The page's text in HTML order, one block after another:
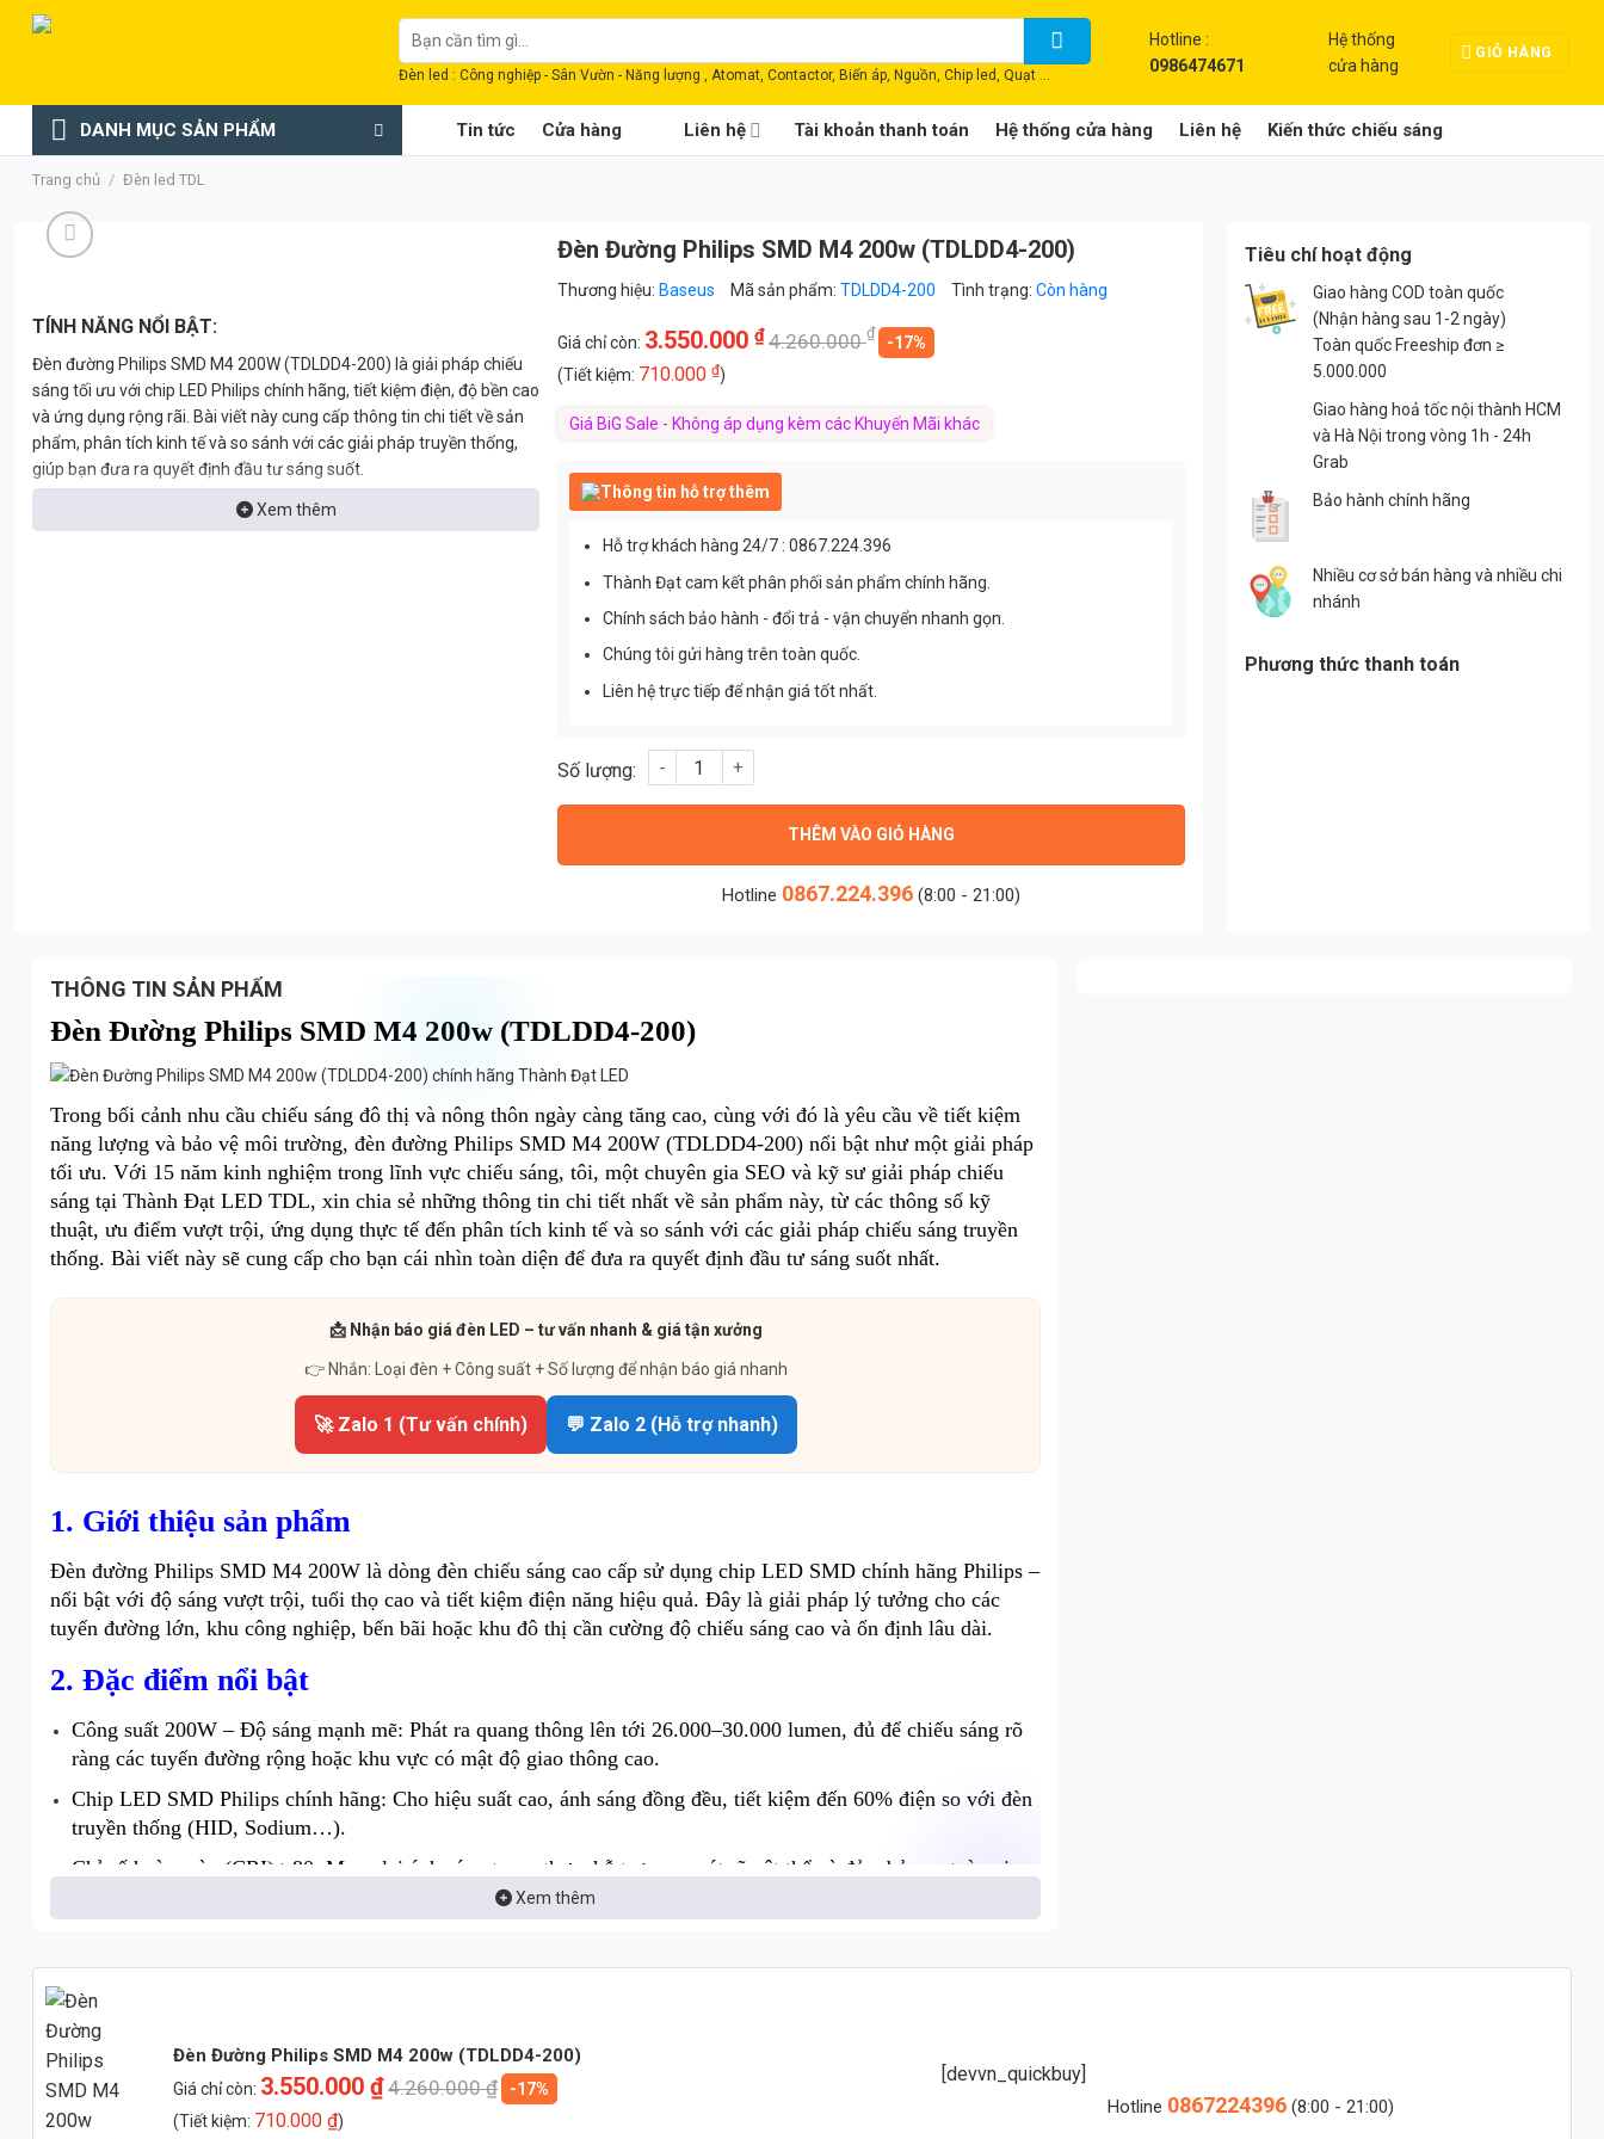
Chuyển
dung
Tìm
kiếm:
Đèn led : Công nghiệp - Sân Vườn - Năng lượng , Atomat, Contactor, Biến áp, Nguồn, Chip led, Quạt ...
Hotline :
0986474671
Hệ thống
cửa hàng
GIỎ HÀNG
DANH MỤC SẢN PHẨM Tin tức Cửa hàng Liên hệ Tài khoản thanh toán Hệ thống cửa hàng Liên hệ Kiến thức chiếu sáng
Trang chủ / Đèn led TDL
TÍNH NĂNG NỔI BẬT:
Đèn đường Philips SMD M4 200W (TDLDD4-200) là giải pháp chiếu
sáng tối ưu với chip LED Philips chính hãng, tiết kiệm điện, độ bền cao
và ứng dụng rộng rãi. Bài viết này cung cấp thông tin chi tiết về sản
phẩm, phân tích kinh tế và so sánh với các giải pháp truyền thống,
giúp bạn đưa ra quyết định đầu tư sáng suốt.
Xem thêm
Đèn Đường Philips SMD M4 200w (TDLDD4-200)
Thương hiệu: Baseus Mã sản phẩm: TDLDD4-200 Tình trạng: Còn hàng
Giá chỉ còn: 3.550.000 ₫4.260.000₫
-17%
(Tiết kiệm: 710.000 ₫)
Giá BiG Sale - Không áp dụng kèm các Khuyến Mãi khác
Thông tin hỗ trợ thêm
Hỗ trợ khách hàng 24/7 : 0867.224.396
Thành Đạt cam kết phân phối sản phẩm chính hãng.
Chính sách bảo hành - đổi trả - vận chuyển nhanh gọn.
Chúng tôi gửi hàng trên toàn quốc.
Liên hệ trực tiếp để nhận giá tốt nhất.
Đèn Đường Philips SMD M4 200w (TDLDD4-200) số lượng
THÊM VÀO GIỎ HÀNG
Hotline 0867.224.396 (8:00 - 21:00)
Tiêu chí hoạt động
Giao hàng COD toàn quốc
(Nhận hàng sau 1-2 ngày)
Toàn quốc Freeship đơn ≥
5.000.000
Giao hàng hoả tốc nội thành HCM
và Hà Nội trong vòng 1h - 24h
Grab
Bảo hành chính hãng
Nhiều cơ sở bán hàng và nhiều chi
nhánh
Phương thức thanh toán
THÔNG TIN SẢN PHẨM
Đèn Đường Philips SMD M4 200w (TDLDD4-200)
Trong bối cảnh nhu cầu chiếu sáng đô thị và nông thôn ngày càng tăng cao, cùng với đó là yêu cầu về tiết kiệm
năng lượng và bảo vệ môi trường, đèn đường Philips SMD M4 200W (TDLDD4-200) nổi bật như một giải pháp
tối ưu. Với 15 năm kinh nghiệm trong lĩnh vực chiếu sáng, tôi, một chuyên gia SEO và kỹ sư giải pháp chiếu
sáng tại Thành Đạt LED TDL, xin chia sẻ những thông tin chi tiết nhất về sản phẩm này, từ các thông số kỹ
thuật, ưu điểm vượt trội, ứng dụng thực tế đến phân tích kinh tế và so sánh với các giải pháp chiếu sáng truyền
thống. Bài viết này sẽ cung cấp cho bạn cái nhìn toàn diện để đưa ra quyết định đầu tư sáng suốt nhất.
📩 Nhận báo giá đèn LED – tư vấn nhanh & giá tận xưởng
👉 Nhắn: Loại đèn + Công suất + Số lượng để nhận báo giá nhanh
🚀 Zalo 1 (Tư vấn chính) 💬 Zalo 2 (Hỗ trợ nhanh)
1. Giới thiệu sản phẩm
Đèn đường Philips SMD M4 200W là dòng đèn chiếu sáng cao cấp sử dụng chip LED SMD chính hãng Philips –
nổi bật với độ sáng vượt trội, tuổi thọ cao và tiết kiệm điện năng hiệu quả. Đây là giải pháp lý tưởng cho các
tuyến đường lớn, khu công nghiệp, bến bãi hoặc khu đô thị cần cường độ chiếu sáng cao và ổn định lâu dài.
2. Đặc điểm nổi bật
Công suất 200W – Độ sáng mạnh mẽ: Phát ra quang thông lên tới 26.000–30.000 lumen, đủ để chiếu sáng rõ
ràng các tuyến đường rộng hoặc khu vực có mật độ giao thông cao.
Chip LED SMD Philips chính hãng: Cho hiệu suất cao, ánh sáng đồng đều, tiết kiệm đến 60% điện so với đèn
truyền thống (HID, Sodium…).
Chỉ số hoàn màu (CRI) >80: Mang lại ánh sáng trung thực, hỗ trợ quan sát rõ vật thể và đảm bảo an toàn giao
3. Thiết kế hiện đại – Bền bỉ
Vỏ đèn bằng hợp kim nhôm đúc nguyên khối: Chống ăn mòn, chống va đập và chịu thời tiết khắc nghiệt tốt.
Kính cường lực chống lóa: Bảo vệ chip LED, chống bụi và chống nước hiệu quả.
Tản nhiệt tối ưu: Thiết kế rãnh tản nhiệt dạng cánh sau thân đèn giúp làm mát nhanh, kéo dài tuổi thọ lên đến
Xem thêm
Đèn Đường Philips SMD M4 200w (TDLDD4-200)
Giá chỉ còn: 3.550.000₫4.260.000₫
-17%
(Tiết kiệm: 710.000₫)
[devvn_quickbuy]
Hotline 0867224396 (8:00 - 21:00)